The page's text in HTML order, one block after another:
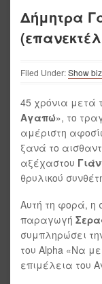
Δήμητρα
Filed Under:Show biz
45 χρόνια μετά
Αγαπώ», το
αμέριστη
ξανά το
αξέχαστου
θρυλικού
Αυτή τη φορά, η
παραγωγή
συμπληρώσει
του Alpha «Να
επιμέλεια του